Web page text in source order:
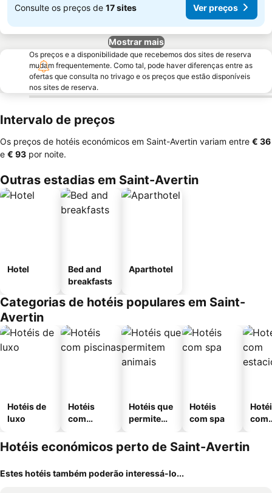
Consulte os preços de 17 sites Ver preços
Mostrar mais
Os preços e a disponibilidade que recebemos dos sites de reserva
mudam frequentemente. Como tal, pode haver diferenças entre as
ofertas que consulta no trivago e os preços que estão disponíveis
nos sites de reserva.
Intervalo de preços
Os preços de hotéis económicos em Saint-Avertin variam entre ‎€ 36
e ‎€ 93 por noite.
Outras estadias em Saint-Avertin
Hotel
Bed and
breakfasts
Aparthotel
Categorias de hotéis populares em Saint-
Avertin
Hotéis de
luxo
Hotéis
com
Hotéis que
permitem
Hotéis
com spa
com
Hotéis económicos perto de Saint-Avertin
Estes hotéis também poderão interessá-lo...